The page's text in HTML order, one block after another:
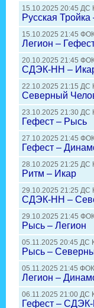
15.10.2025 20:45 ДС
Русская
15.10.2025 21:45
Легион –
20.10.2025 21:45
СДЭК-НН –
22.10.2025 21:15 ДС
Северный
23.10.2025 21:30 ДС
Гефест – Рысь
27.10.2025 21:45
Гефест –
28.10.2025 21:25 ДС
Ритм – Икар
29.10.2025 21:25 ДС
СДЭК-НН –
29.10.2025 21:45
Рысь – Легион
05.11.2025 20:45 ДС
Рысь –
05.11.2025 21:45
Легион –
06.11.2025 21:00 ДС
Гефест –